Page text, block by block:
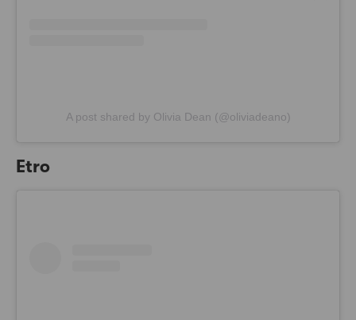
A post shared by Olivia Dean (@oliviadeano)
Etro